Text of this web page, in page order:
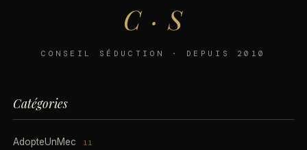
C · S
CONSEIL SÉDUCTION · DEPUIS 2010
Catégories
AdopteUnMec 11